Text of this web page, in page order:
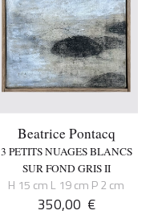
Beatrice Pontacq
3 PETITS NUAGES BLANCS
SUR FOND GRIS II
H 15 cm L 19 cm P 2 cm
350,00 €